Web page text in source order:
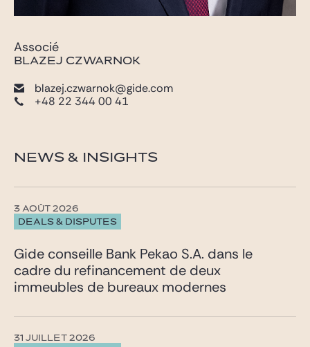
Associé
BLAZEJ CZWARNOK
blazej.czwarnok@gide.com
+48 22 344 00 41
NEWS & INSIGHTS
DEALS & DISPUTES
3 AOÛT 2026
Gide conseille Bank Pekao S.A. dans le
cadre du refinancement de deux
immeubles de bureaux modernes
31 JUILLET 2026